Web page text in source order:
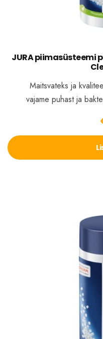
JURA piimasüsteemi
Maitsvateks ja
vajame puhast ja